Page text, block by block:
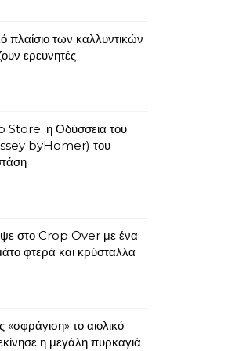
πλαίσιο των καλλυντικών
ερευνητές
Store: η Οδύσσεια του
byHomer) του
στο Crop Over με ένα
φτερά και κρύσταλλα
«σφράγιση» το αιολικό
η μεγάλη πυρκαγιά